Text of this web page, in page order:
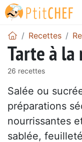
Recettes
Tarte à la
26 recettes
Salée ou
préparations
nourrissantes
sablée,